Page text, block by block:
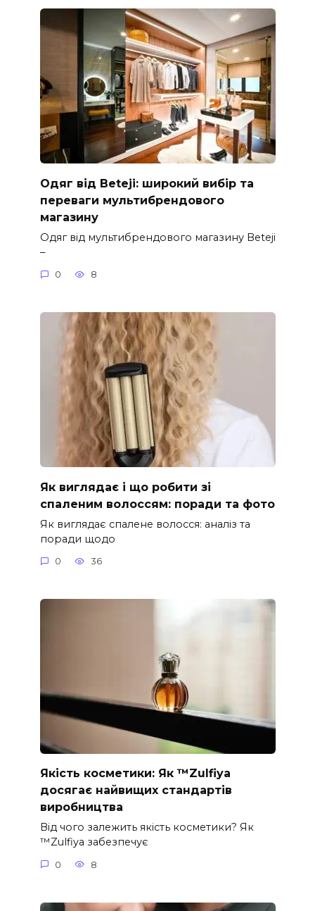
Одяг від Beteji: широкий вибір та
переваги мультибрендового
магазину
Одяг від мультибрендового магазину Beteji
–
0 8
Як виглядає і що робити зі
спаленим волоссям: поради та фото
Як виглядає спалене волосся: аналіз та
поради щодо
0 36
Якість косметики: Як ™Zulfiya
досягає найвищих стандартів
виробництва
Від чого залежить якість косметики? Як
™Zulfiya забезпечує
0 8